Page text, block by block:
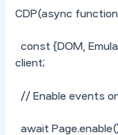
CDP(async
const {DOM,
client;
// Enable events
await